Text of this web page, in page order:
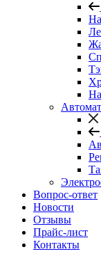
Вопрос-ответ
Новости
Отзывы
Прайс-лист
Контакты